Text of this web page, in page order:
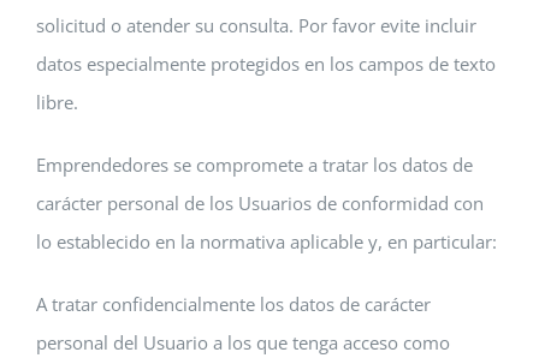
solicitud o atender su consulta. Por favor evite incluir
datos especialmente protegidos en los campos de texto
libre.
Emprendedores se compromete a tratar los datos de
carácter personal de los Usuarios de conformidad con
lo establecido en la normativa aplicable y, en particular:
A tratar confidencialmente los datos de carácter
personal del Usuario a los que tenga acceso como